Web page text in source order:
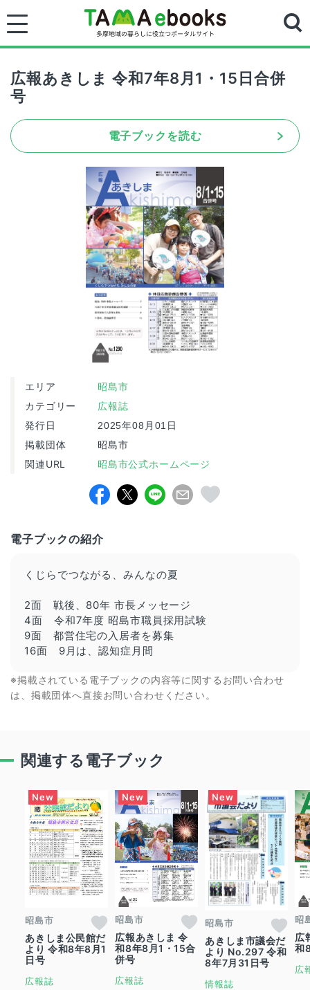
広報あきしま 令和7年8月1・15日合併
号
電子ブックを読む
エリア 昭島市
カテゴリー 広報誌
発行日 2025年08月01日
掲載団体 昭島市
関連URL 昭島市公式ホームページ
電子ブックの紹介
くじらでつながる、みんなの夏
2面 戦後、80年 市長メッセージ
4面 令和7年度 昭島市職員採用試験
9面 都営住宅の入居者を募集
16面 9月は、認知症月間
※掲載されている電子ブックの内容等に関するお問い合わせ
は、掲載団体へ直接お問い合わせください。
関連する電子ブック
昭島市
あきしま公民館だ
より 令和8年8月1
日号
広報誌
昭島市
広報あきしま 令
和8年8月1・15合
併号
広報誌
昭島市
あきしま市議会だ
より No.297 令和
8年7月31日号
情報誌
昭
広
和
広